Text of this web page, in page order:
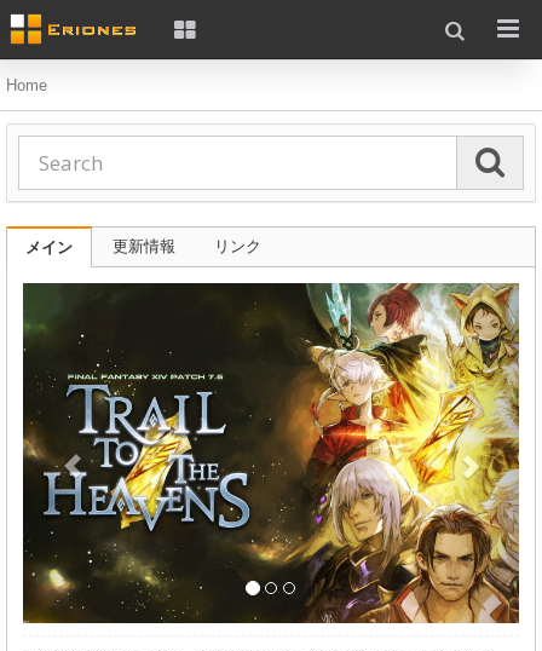
Home
メイン 更新情報 リンク